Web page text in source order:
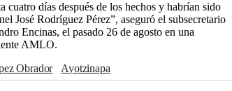
cuatro días después de los hechos y habrían sido
José Rodríguez Pérez”, aseguró el subsecretario
Encinas, el pasado 26 de agosto en una
AMLO.
Obrador
Ayotzinapa